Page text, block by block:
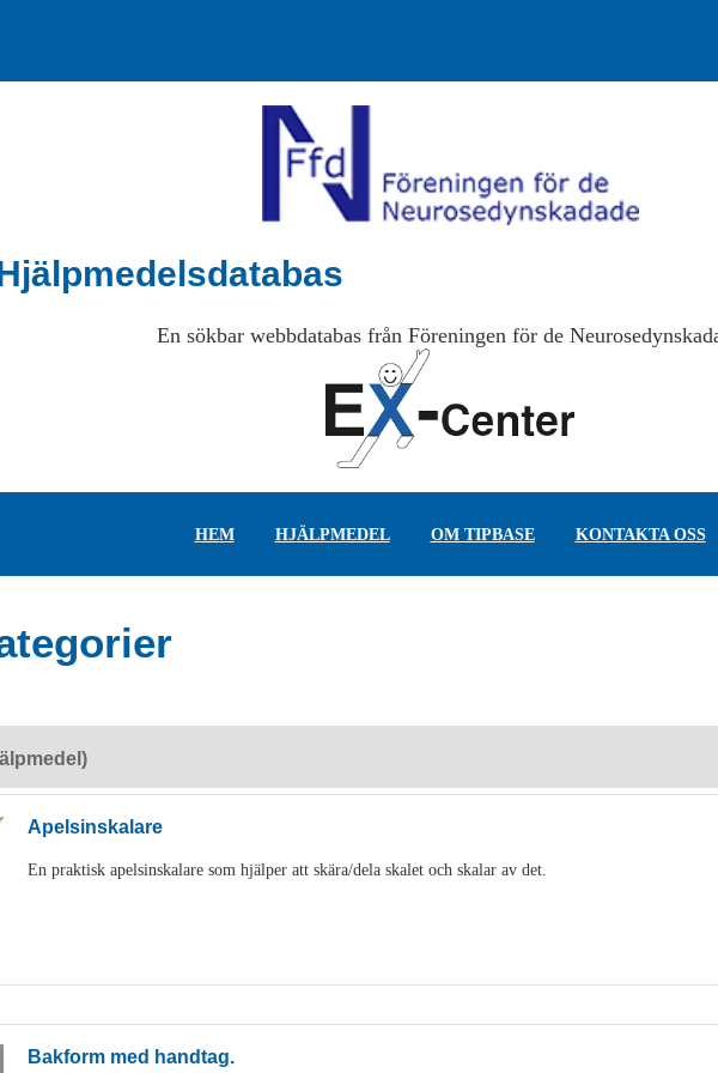
En sökbar webbdatabas från Föreningen för de
HEM HJÄLPMEDEL OM TIPBASE KONTAKTA OSS
Apelsinskalare
En praktisk apelsinskalare som hjälper att skära/dela skalet och skalar av det.
Bakform med handtag.